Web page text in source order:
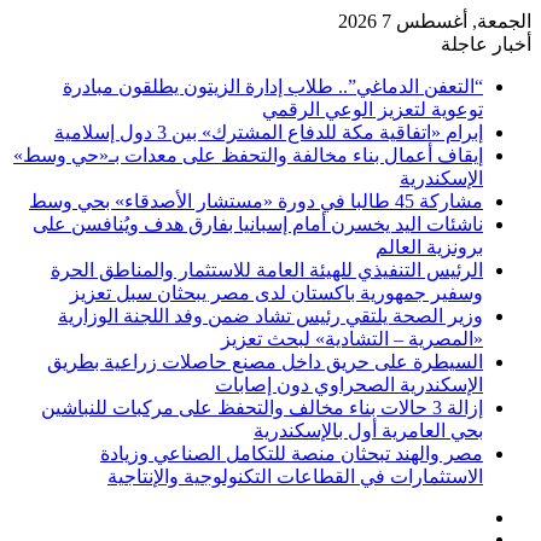
الجمعة, أغسطس 7 2026
أخبار عاجلة
“التعفن الدماغي”.. طلاب إدارة الزيتون يطلقون مبادرة
توعوية لتعزيز الوعي الرقمي
إبرام «اتفاقية مكة للدفاع المشترك» بين 3 دول إسلامية
إيقاف أعمال بناء مخالفة والتحفظ على معدات بـ«حي وسط»
الإسكندرية
مشاركة 45 طالبا في دورة «مستشار الأصدقاء» بحي وسط
ناشئات اليد يخسرن أمام إسبانيا بفارق هدف ويُنافسن على
برونزية العالم
الرئيس التنفيذي للهيئة العامة للاستثمار والمناطق الحرة
وسفير جمهورية باكستان لدى مصر يبحثان سبل تعزيز
وزير الصحة يلتقي رئيس تشاد ضمن وفد اللجنة الوزارية
«المصرية – التشادية» لبحث تعزيز
السيطرة على حريق داخل مصنع حاصلات زراعية بطريق
الإسكندرية الصحراوي دون إصابات
إزالة 3 حالات بناء مخالف والتحفظ على مركبات للنباشين
بحي العامرية أول بالإسكندرية
مصر والهند تبحثان منصة للتكامل الصناعي وزيادة
الاستثمارات في القطاعات التكنولوجية والإنتاجية